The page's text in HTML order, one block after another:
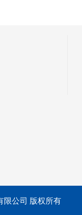
限公司 版权所有